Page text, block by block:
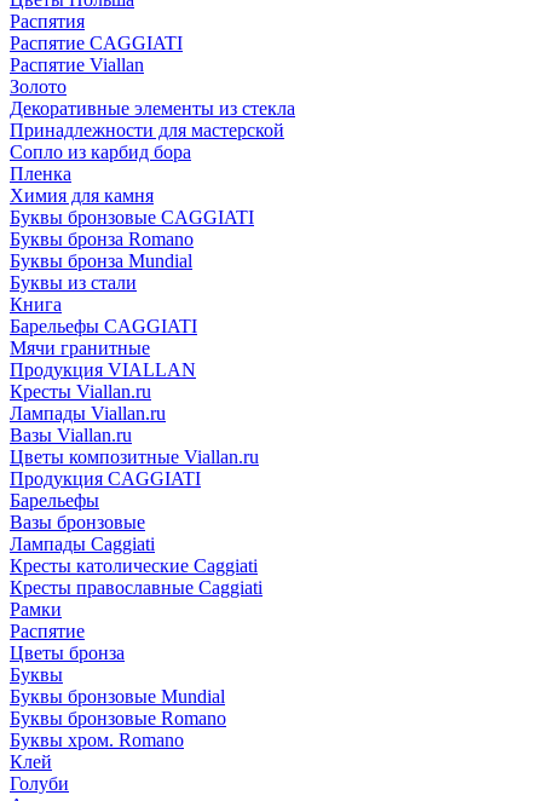
Распятия
Распятие CAGGIATI
Распятие Viallan
Золото
Декоративные элементы из стекла
Принадлежности для мастерской
Сопло из карбид бора
Пленка
Химия для камня
Буквы бронзовые CAGGIATI
Буквы бронза Romano
Буквы бронза Mundial
Буквы из стали
Книга
Барельефы CAGGIATI
Мячи гранитные
Продукция VIALLAN
Кресты Viallan.ru
Лампады Viallan.ru
Вазы Viallan.ru
Цветы композитные Viallan.ru
Продукция CAGGIATI
Барельефы
Вазы бронзовые
Лампады Caggiati
Кресты католические Caggiati
Кресты православные Caggiati
Рамки
Распятие
Цветы бронза
Буквы
Буквы бронзовые Mundial
Буквы бронзовые Romano
Буквы хром. Romano
Клей
Голуби